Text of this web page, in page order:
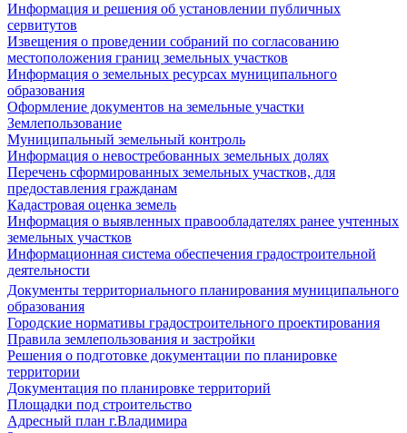
Информация и решения об установлении публичных
сервитутов
Извещения о проведении собраний по согласованию
местоположения границ земельных участков
Информация о земельных ресурсах муниципального
образования
Оформление документов на земельные участки
Землепользование
Муниципальный земельный контроль
Информация о невостребованных земельных долях
Перечень сформированных земельных участков, для
предоставления гражданам
Кадастровая оценка земель
Информация о выявленных правообладателях ранее учтенных
земельных участков
Информационная система обеспечения градостроительной
деятельности
Документы территориального планирования муниципального
образования
Городские нормативы градостроительного проектирования
Правила землепользования и застройки
Решения о подготовке документации по планировке
территории
Документация по планировке территорий
Площадки под строительство
Адресный план г.Владимира